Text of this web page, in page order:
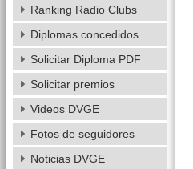
Ranking Radio Clubs
Diplomas concedidos
Solicitar Diploma PDF
Solicitar premios
Videos DVGE
Fotos de seguidores
Noticias DVGE